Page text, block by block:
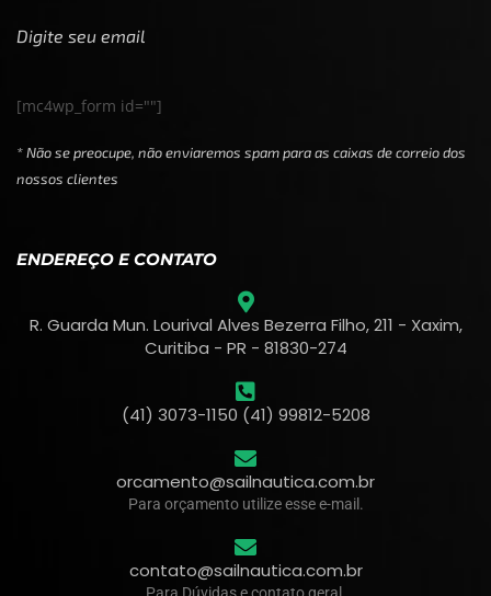
Digite seu email
[mc4wp_form id=""]
* Não se preocupe, não enviaremos spam para as caixas de correio dos
nossos clientes
ENDEREÇO E CONTATO
R. Guarda Mun. Lourival Alves Bezerra Filho, 211 - Xaxim,
Curitiba - PR - 81830-274
(41) 3073-1150 (41) 99812-5208
orcamento@sailnautica.com.br
Para orçamento utilize esse e-mail.
contato@sailnautica.com.br